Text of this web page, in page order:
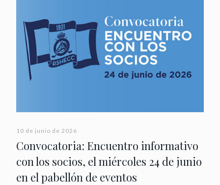
10 de junio de 2026
Convocatoria: Encuentro informativo
con los socios, el miércoles 24 de junio
en el pabellón de eventos